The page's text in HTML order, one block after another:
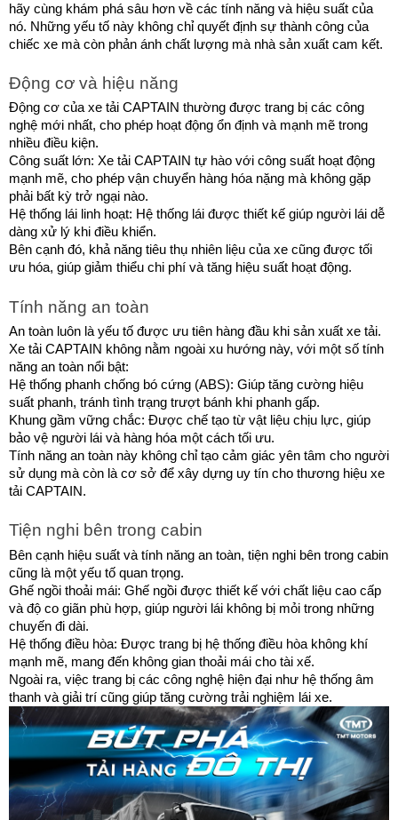
hãy cùng khám phá sâu hơn về các tính năng và hiệu suất của
nó. Những yếu tố này không chỉ quyết định sự thành công của
chiếc xe mà còn phản ánh chất lượng mà nhà sản xuất cam kết.
Động cơ và hiệu năng
Động cơ của xe tải CAPTAIN thường được trang bị các công
nghệ mới nhất, cho phép hoạt động ổn định và mạnh mẽ trong
nhiều điều kiện.
Công suất lớn: Xe tải CAPTAIN tự hào với công suất hoạt động
mạnh mẽ, cho phép vận chuyển hàng hóa nặng mà không gặp
phải bất kỳ trở ngại nào.
Hệ thống lái linh hoạt: Hệ thống lái được thiết kế giúp người lái dễ
dàng xử lý khi điều khiển.
Bên cạnh đó, khả năng tiêu thụ nhiên liệu của xe cũng được tối
ưu hóa, giúp giảm thiểu chi phí và tăng hiệu suất hoạt động.
Tính năng an toàn
An toàn luôn là yếu tố được ưu tiên hàng đầu khi sản xuất xe tải.
Xe tải CAPTAIN không nằm ngoài xu hướng này, với một số tính
năng an toàn nổi bật:
Hệ thống phanh chống bó cứng (ABS): Giúp tăng cường hiệu
suất phanh, tránh tình trạng trượt bánh khi phanh gấp.
Khung gầm vững chắc: Được chế tạo từ vật liệu chịu lực, giúp
bảo vệ người lái và hàng hóa một cách tối ưu.
Tính năng an toàn này không chỉ tạo cảm giác yên tâm cho người
sử dụng mà còn là cơ sở để xây dựng uy tín cho thương hiệu xe
tải CAPTAIN.
Tiện nghi bên trong cabin
Bên cạnh hiệu suất và tính năng an toàn, tiện nghi bên trong cabin
cũng là một yếu tố quan trọng.
Ghế ngồi thoải mái: Ghế ngồi được thiết kế với chất liệu cao cấp
và độ co giãn phù hợp, giúp người lái không bị mỏi trong những
chuyến đi dài.
Hệ thống điều hòa: Được trang bị hệ thống điều hòa không khí
mạnh mẽ, mang đến không gian thoải mái cho tài xế.
Ngoài ra, việc trang bị các công nghệ hiện đại như hệ thống âm
thanh và giải trí cũng giúp tăng cường trải nghiệm lái xe.